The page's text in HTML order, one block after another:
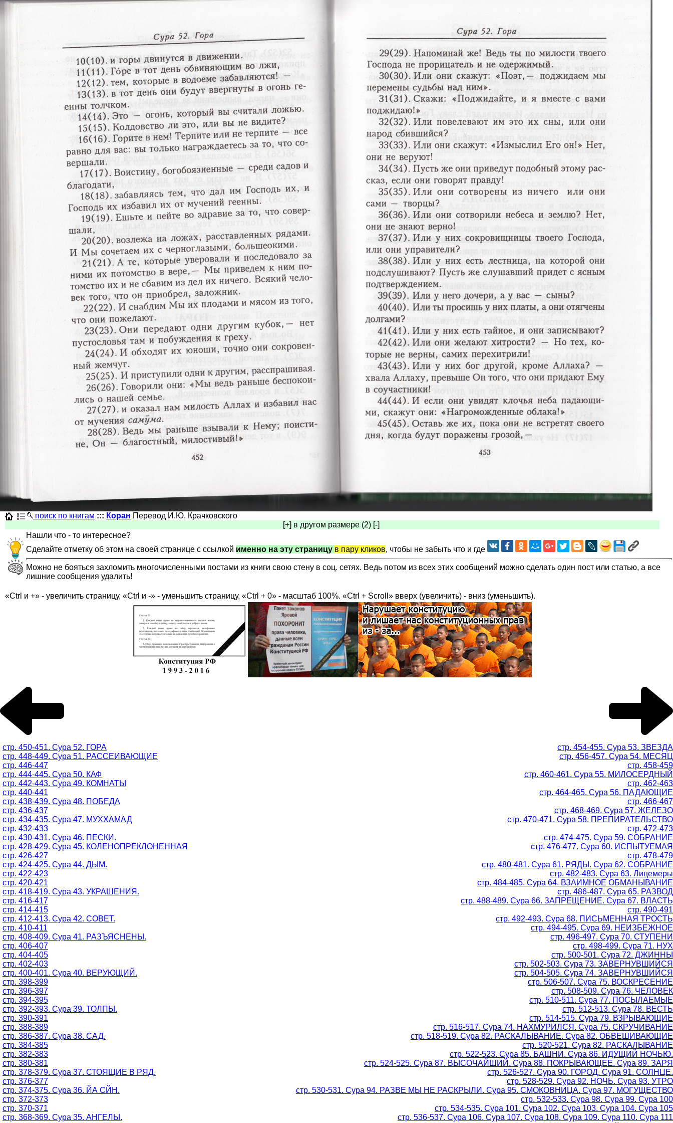
поиск по книгам ::: Коран Перевод И.Ю. Крачковского
[+] в другом размере (2) [-]
Нашли что - то интересное?
Сделайте отметку об этом на своей странице с ссылкой именно на эту страницу в пару кликов, чтобы не забыть что и где
Можно не бояться захломить многочисленными постами из книги свою стену в соц. сетях. Ведь потом из всех этих сообщений можно сделать один пост или статью, а все
лишние сообщения удалить!
«Ctrl и +» - увеличить страницу, «Ctrl и -» - уменьшить страницу, «Ctrl + 0» - масштаб 100%. «Ctrl + Scroll» вверх (увеличить) - вниз (уменьшить).
стр. 450-451. Сура 52. ГОРА
стр. 448-449. Сура 51. РАССЕИВАЮЩИЕ
стр. 446-447
стр. 444-445. Сура 50. КАФ
стр. 442-443. Сура 49. КОМНАТЫ
стр. 440-441
стр. 438-439. Сура 48. ПОБЕДА
стр. 436-437
стр. 434-435. Сура 47. МУХХАМАД
стр. 432-433
стр. 430-431. Сура 46. ПЕСКИ.
стр. 428-429. Сура 45. КОЛЕНОПРЕКЛОНЕННАЯ
стр. 426-427
стр. 424-425. Сура 44. ДЫМ.
стр. 422-423
стр. 420-421
стр. 418-419. Сура 43. УКРАШЕНИЯ.
стр. 416-417
стр. 414-415
стр. 412-413. Сура 42. СОВЕТ.
стр. 410-411
стр. 408-409. Сура 41. РАЗЪЯСНЕНЫ.
стр. 406-407
стр. 404-405
стр. 402-403
стр. 400-401. Сура 40. ВЕРУЮЩИЙ.
стр. 398-399
стр. 396-397
стр. 394-395
стр. 392-393. Сура 39. ТОЛПЫ.
стр. 390-391
стр. 388-389
стр. 386-387. Сура 38. САД.
стр. 384-385
стр. 382-383
стр. 380-381
стр. 378-379. Сура 37. СТОЯЩИЕ В РЯД.
стр. 376-377
стр. 374-375. Сура 36. ЙА СЙН.
стр. 372-373
стр. 370-371
стр. 368-369. Сура 35. АНГЕЛЫ.
стр. 454-455. Сура 53. ЗВЕЗДА
стр. 456-457. Сура 54. МЕСЯЦ
стр. 458-459
стр. 460-461. Сура 55. МИЛОСЕРДНЫЙ
стр. 462-463
стр. 464-465. Сура 56. ПАДАЮЩИЕ
стр. 466-467
стр. 468-469. Сура 57. ЖЕЛЕЗО
стр. 470-471. Сура 58. ПРЕПИРАТЕЛЬСТВО
стр. 472-473
стр. 474-475. Сура 59. СОБРАНИЕ
стр. 476-477. Сура 60. ИСПЫТУЕМАЯ
стр. 478-479
стр. 480-481. Сура 61. РЯДЫ. Сура 62. СОБРАНИЕ
стр. 482-483. Сура 63. Лицемеры
стр. 484-485. Сура 64. ВЗАИМНОЕ ОБМАНЫВАНИЕ
стр. 486-487. Сура 65. РАЗВОД
стр. 488-489. Сура 66. ЗАПРЕЩЕНИЕ. Сура 67. ВЛАСТЬ
стр. 490-491
стр. 492-493. Сура 68. ПИСЬМЕННАЯ ТРОСТЬ
стр. 494-495. Сура 69. НЕИЗБЕЖНОЕ
стр. 496-497. Сура 70. СТУПЕНИ
стр. 498-499. Сура 71. НУХ
стр. 500-501. Сура 72. ДЖИННЫ
стр. 502-503. Сура 73. ЗАВЕРНУВШИЙСЯ
стр. 504-505. Сура 74. ЗАВЕРНУВШИЙСЯ
стр. 506-507. Сура 75. ВОСКРЕСЕНИЕ
стр. 508-509. Сура 76. ЧЕЛОВЕК
стр. 510-511. Сура 77. ПОСЫЛАЕМЫЕ
стр. 512-513. Сура 78. ВЕСТЬ
стр. 514-515. Сура 79. ВЗРЫВАЮЩИЕ
стр. 516-517. Сура 74. НАХМУРИЛСЯ. Сура 75. СКРУЧИВАНИЕ
стр. 518-519. Сура 82. РАСКАЛЫВАНИЕ. Сура 82. ОБВЕШИВАЮЩИЕ
стр. 520-521. Сура 82. РАСКАЛЫВАНИЕ
стр. 522-523. Сура 85. БАШНИ. Сура 86. ИДУЩИЙ НОЧЬЮ.
стр. 524-525. Сура 87. ВЫСОЧАЙШИЙ. Сура 88. ПОКРЫВАЮЩЕЕ. Сура 89. ЗАРЯ
стр. 526-527. Сура 90. ГОРОД. Сура 91. СОЛНЦЕ.
стр. 528-529. Сура 92. НОЧЬ. Сура 93. УТРО
стр. 530-531. Сура 94. РАЗВЕ МЫ НЕ РАСКРЫЛИ. Сура 95. СМОКОВНИЦА. Сура 97. МОГУЩЕСТВО
стр. 532-533. Сура 98. Сура 99. Сура 100
стр. 534-535. Сура 101. Сура 102. Сура 103. Сура 104. Сура 105
стр. 536-537. Сура 106. Сура 107. Сура 108. Сура 109. Сура 110. Сура 111